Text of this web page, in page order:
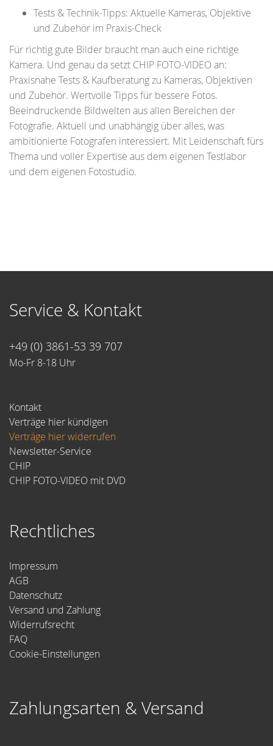
Tests & Technik-Tipps: Aktuelle Kameras, Objektive
und Zubehör im Praxis-Check
Für richtig gute Bilder braucht man auch eine richtige
Kamera. Und genau da setzt CHIP FOTO-VIDEO an:
Praxisnahe Tests & Kaufberatung zu Kameras, Objektiven
und Zubehör. Wertvolle Tipps für bessere Fotos.
Beeindruckende Bildwelten aus allen Bereichen der
Fotografie. Aktuell und unabhängig über alles, was
ambitionierte Fotografen interessiert. Mit Leidenschaft fürs
Thema und voller Expertise aus dem eigenen Testlabor
und dem eigenen Fotostudio.
Service & Kontakt
+49 (0) 3861-53 39 707
Mo-Fr 8-18 Uhr
Kontakt
Verträge hier kündigen
Verträge hier widerrufen
Newsletter-Service
CHIP
CHIP FOTO-VIDEO mit DVD
Rechtliches
Impressum
AGB
Datenschutz
Versand und Zahlung
Widerrufsrecht
FAQ
Cookie-Einstellungen
Zahlungsarten & Versand